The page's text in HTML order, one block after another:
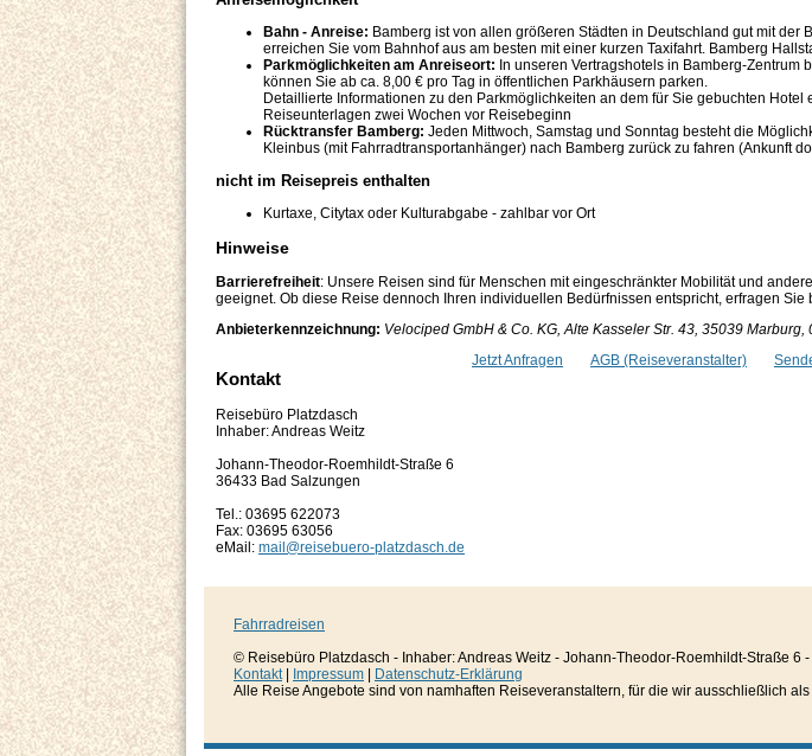
Bahn - Anreise: Bamberg ist von allen größeren Städten in Deutschland gut mit der
erreichen Sie vom Bahnhof aus am besten mit einer kurzen Taxifahrt. Bamberg
Parkmöglichkeiten am Anreiseort: In unseren Vertragshotels in Bamberg-Zentrum
können Sie ab ca. 8,00 € pro Tag in öffentlichen Parkhäusern parken.
Detaillierte Informationen zu den Parkmöglichkeiten an dem für Sie gebuchten Hotel
Reiseunterlagen zwei Wochen vor Reisebeginn
Rücktransfer Bamberg: Jeden Mittwoch, Samstag und Sonntag besteht die
Kleinbus (mit Fahrradtransportanhänger) nach Bamberg zurück zu fahren (Ankunft
nicht im Reisepreis enthalten
Kurtaxe, Citytax oder Kulturabgabe - zahlbar vor Ort
Hinweise
Barrierefreiheit: Unsere Reisen sind für Menschen mit eingeschränkter Mobilität und
geeignet. Ob diese Reise dennoch Ihren individuellen Bedürfnissen entspricht, erfragen Sie
Anbieterkennzeichnung: Velociped GmbH & Co. KG, Alte Kasseler Str. 43, 35039
Jetzt Anfragen
AGB (Reiseveranstalter)
Kontakt
Reisebüro Platzdasch
Inhaber: Andreas Weitz
Johann-Theodor-Roemhildt-Straße 6
36433 Bad Salzungen
Tel.: 03695 622073
Fax: 03695 63056
eMail: mail@reisebuero-platzdasch.de
Fahrradreisen
© Reisebüro Platzdasch - Inhaber: Andreas Weitz - Johann-Theodor-Roemhildt-Straße 6
Kontakt| Impressum
Datenschutz-Erklärung
Alle Reise Angebote sind von namhaften Reiseveranstaltern, für die wir ausschließlich